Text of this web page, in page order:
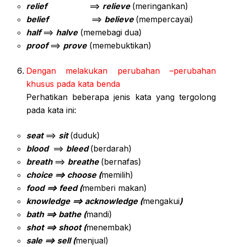
relief ==> relieve (meringankan)
belief==> believe (mempercayai)
half==> halve(memebagi dua)
proof==> prove(memebuktikan)
Dengan melakukan perubahan –perubahan
khusus pada kata benda
Perhatikan beberapa jenis kata yang tergolong
pada kata ini:
seat ==> sit(duduk)
blood ==> bleed(berdarah)
breath ==> breathe (bernafas)
choice ==> choose (memilih)
food ==> feed (memberi makan)
knowledge ==> acknowledge (mengakui)
bath ==> bathe (mandi)
shot ==> shoot (menembak)
sale ==> sell (menjual)